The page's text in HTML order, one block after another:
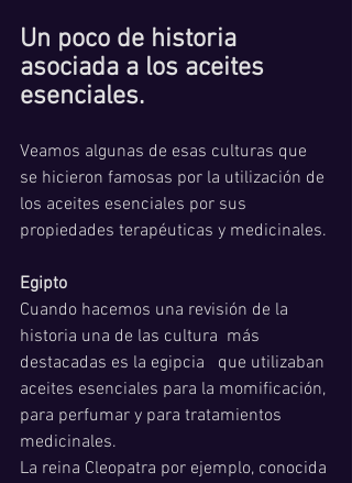
Un poco de historia
asociada a los aceites
esenciales.
Veamos algunas de esas culturas que
se hicieron famosas por la utilización de
los aceites esenciales por sus
propiedades terapéuticas y medicinales.
Egipto
Cuando hacemos una revisión de la
historia una de las cultura  más
destacadas es la egipcia   que utilizaban
aceites esenciales para la momificación,
para perfumar y para tratamientos
medicinales.
La reina Cleopatra por ejemplo, conocida